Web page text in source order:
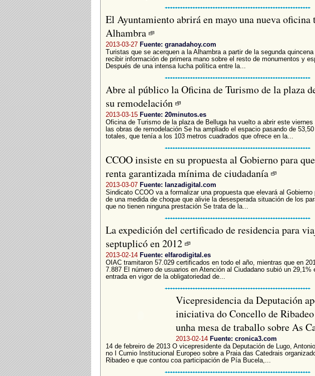
El Ayuntamiento abrirá en mayo una nueva
Alhambra
2013-03-27 Fuente: granadahoy.com
Turistas que se acerquen a la Alhambra a partir de la segunda
recibir información de primera mano sobre el resto de monumentos y
Después de una intensa lucha política entre la...
Abre al público la Oficina de Turismo de la plaza
su remodelación
2013-03-15 Fuente: 20minutos.es
Oficina de Turismo de la plaza de Belluga ha vuelto a abrir este
las obras de remodelación Se ha ampliado el espacio pasando de
totales, que tenía a los 103 metros cuadrados que ofrece en la...
CCOO insiste en su propuesta al Gobierno para
renta garantizada mínima de ciudadanía
2013-03-07 Fuente: lanzadigital.com
Sindicato CCOO va a formalizar una propuesta que elevará al Gobierno
de una medida de choque que alivie la desesperada situación de los
que no tienen ninguna prestación Se trata de la...
La expedición del certificado de residencia para
septuplicó en 2012
2013-02-14 Fuente: elfarodigital.es
OIAC tramitaron 57.029 certificados en todo el año, mientras que en
7.887 El número de usuarios en Atención al Ciudadano subió un 29,1%
entrada en vigor de la obligatoriedad de...
Vicepresidencia da Deputación
iniciativa do Concello de
unha mesa de traballo sobre As
2013-02-14 Fuente: cronica3.com
14 de febreiro de 2013 O vicepresidente da Deputación de Lugo,
no I Cumio Institucional Europeo sobre a Praia das Catedrais
Ribadeo e que contou coa participación de Pía Bucela,...